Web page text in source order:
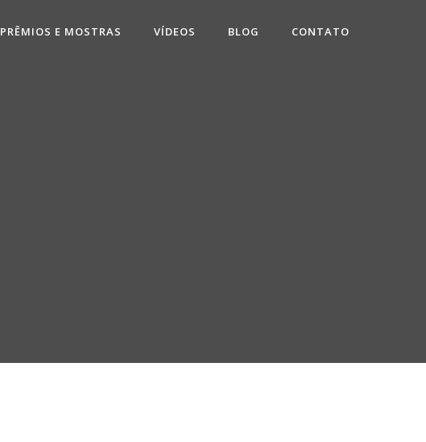
PRÊMIOS E MOSTRAS VÍDEOS BLOG CONTATO